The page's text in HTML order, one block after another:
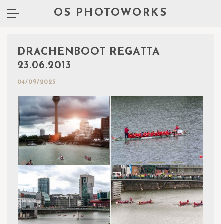
OS PHOTOWORKS
DRACHENBOOT REGATTA
23.06.2013
04/09/2025